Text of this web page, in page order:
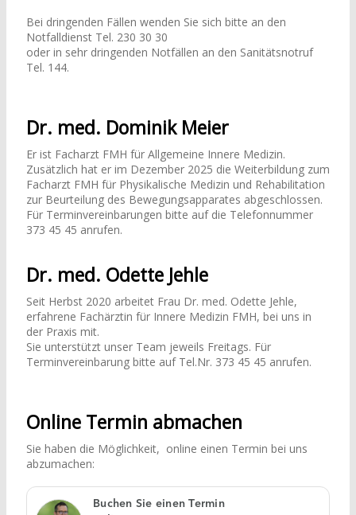
Bei dringenden Fällen wenden Sie sich bitte an den
Notfalldienst Tel. 230 30 30
oder in sehr dringenden Notfällen an den Sanitätsnotruf
Tel. 144.
Dr. med. Dominik Meier
Er ist Facharzt FMH für Allgemeine Innere Medizin.
Zusätzlich hat er im Dezember 2025 die Weiterbildung zum
Facharzt FMH für Physikalische Medizin und Rehabilitation
zur Beurteilung des Bewegungsapparates abgeschlossen.
Für Terminvereinbarungen bitte auf die Telefonnummer
373 45 45 anrufen.
Dr. med. Odette Jehle
Seit Herbst 2020 arbeitet Frau Dr. med. Odette Jehle,
erfahrene Fachärztin für Innere Medizin FMH, bei uns in
der Praxis mit.
Sie unterstützt unser Team jeweils Freitags. Für
Terminvereinbarung bitte auf Tel.Nr. 373 45 45 anrufen.
Online Termin abmachen
Sie haben die Möglichkeit, online einen Termin bei uns
abzumachen: